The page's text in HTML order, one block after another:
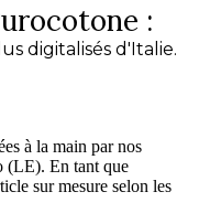
:
digitalisés d'Italie.
à la main par nos
(LE). En tant que
sur mesure selon les